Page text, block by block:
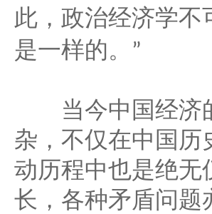
此，政治经济学
是一样的。
”
当今中国经济的
杂，不仅在中国历
动历程中也是绝无
长，各种矛盾问题